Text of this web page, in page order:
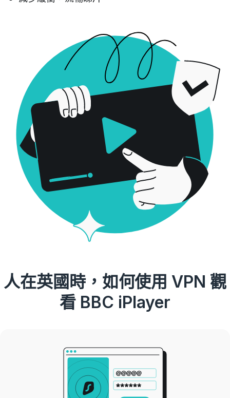
人在英國時，如何使用 VPN 觀
看 BBC iPlayer